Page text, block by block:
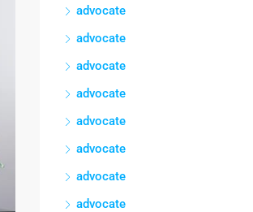
advocate
advocate
advocate
advocate
advocate
advocate
advocate
advocate